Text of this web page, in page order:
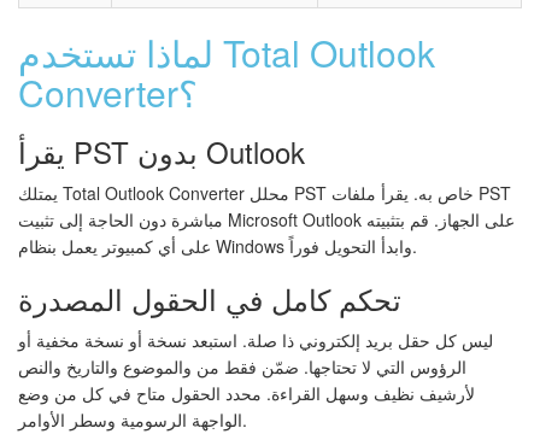
لماذا تستخدم Total Outlook
Converter؟
يقرأ PST بدون Outlook
يمتلك Total Outlook Converter محلل PST خاص به. يقرأ ملفات PST
مباشرة دون الحاجة إلى تثبيت Microsoft Outlook على الجهاز. قم بتثبيته
على أي كمبيوتر يعمل بنظام Windows وابدأ التحويل فوراً.
تحكم كامل في الحقول المصدرة
ليس كل حقل بريد إلكتروني ذا صلة. استبعد نسخة أو نسخة مخفية أو
الرؤوس التي لا تحتاجها. ضمّن فقط من والموضوع والتاريخ والنص
لأرشيف نظيف وسهل القراءة. محدد الحقول متاح في كل من وضع
الواجهة الرسومية وسطر الأوامر.